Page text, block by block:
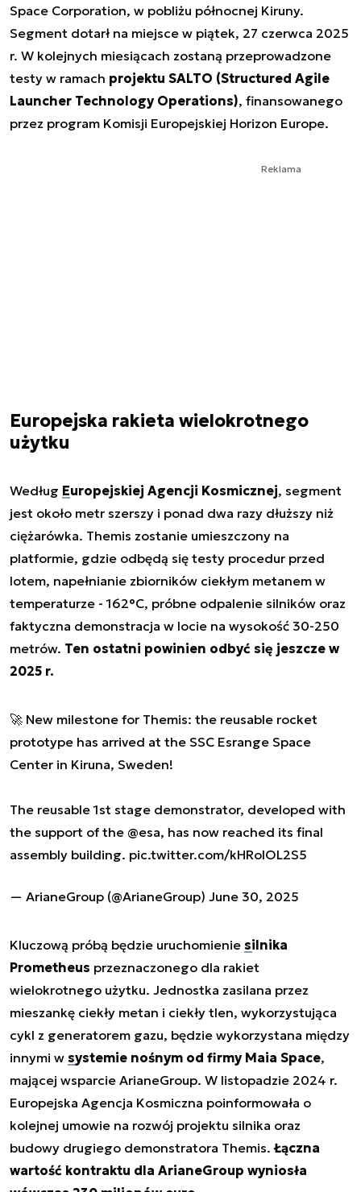
Space Corporation, w pobliżu północnej Kiruny.
Segment dotarł na miejsce w piątek, 27 czerwca 2025
r. W kolejnych miesiącach zostaną przeprowadzone
testy w ramach projektu SALTO (Structured Agile
Launcher Technology Operations), finansowanego
przez program Komisji Europejskiej Horizon Europe.
Reklama
Europejska rakieta wielokrotnego
użytku
Według Europejskiej Agencji Kosmicznej, segment
jest około metr szerszy i ponad dwa razy dłuższy niż
ciężarówka. Themis zostanie umieszczony na
platformie, gdzie odbędą się testy procedur przed
lotem, napełnianie zbiorników ciekłym metanem w
temperaturze - 162°C, próbne odpalenie silników oraz
faktyczna demonstracja w locie na wysokość 30-250
metrów. Ten ostatni powinien odbyć się jeszcze w
2025 r.
🚀 New milestone for Themis: the reusable rocket
prototype has arrived at the SSC Esrange Space
Center in Kiruna, Sweden!
The reusable 1st stage demonstrator, developed with
the support of the @esa, has now reached its final
assembly building. pic.twitter.com/kHRoIOL2S5
— ArianeGroup (@ArianeGroup) June 30, 2025
Kluczową próbą będzie uruchomienie silnika
Prometheus przeznaczonego dla rakiet
wielokrotnego użytku. Jednostka zasilana przez
mieszankę ciekły metan i ciekły tlen, wykorzystująca
cykl z generatorem gazu, będzie wykorzystana między
innymi w systemie nośnym od firmy Maia Space,
mającej wsparcie ArianeGroup. W listopadzie 2024 r.
Europejska Agencja Kosmiczna poinformowała o
kolejnej umowie na rozwój projektu silnika oraz
budowy drugiego demonstratora Themis.Łączna
wartość kontraktu dla ArianeGroup wyniosła